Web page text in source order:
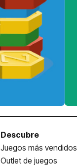
Descubre
Juegos más vendidos
Outlet de juegos